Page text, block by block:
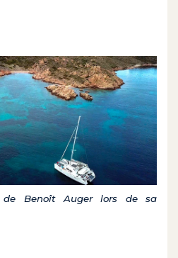
Benoît Auger lors de sa